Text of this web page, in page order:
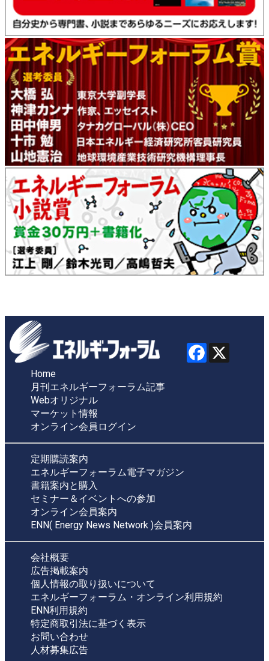
Home
月刊エネルギーフォーラム記事
Webオリジナル
マーケット情報
オンライン会員ログイン
定期購読案内
エネルギーフォーラム電子マガジン
書籍案内と購入
セミナー＆イベントへの参加
オンライン会員案内
ENN( Energy News Network )会員案内
会社概要
広告掲載案内
個人情報の取り扱いについて
エネルギーフォーラム・オンライン利用規約
ENN利用規約
特定商取引法に基づく表示
お問い合わせ
人材募集広告